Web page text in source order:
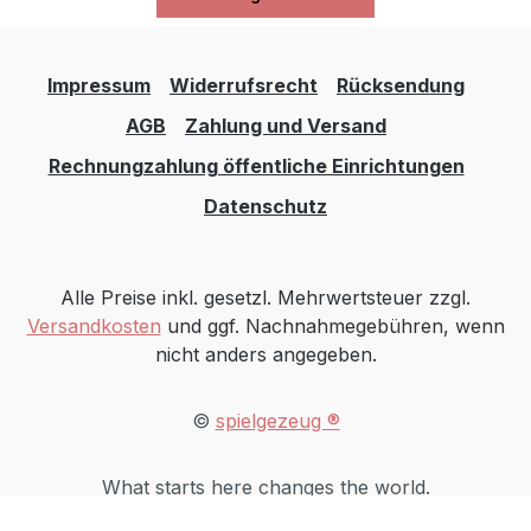
Impressum Widerrufsrecht
Rücksendung
AGB
Zahlung und Versand
Rechnungzahlung öffentliche Einrichtungen
Datenschutz
Alle Preise inkl. gesetzl. Mehrwertsteuer zzgl.
Versandkosten und ggf. Nachnahmegebühren, wenn
nicht anders angegeben.
© spielgezeug ®
What starts here changes the world.